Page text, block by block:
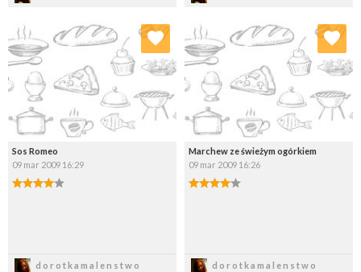
Sos Romeo
09 mar 2009 16:29
dorotkamalenstwo
Dodaj do ulubionych
Wybierz listę:
Marchew ze świeżym ogórkiem
09 mar 2009 16:26
dorotkamalenstwo
Dodaj do ulubionych
Wybierz listę: